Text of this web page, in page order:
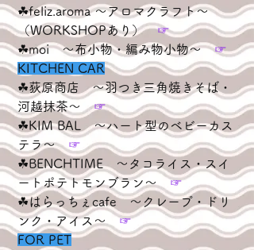
☘︎feliz.aroma ～アロマクラフト～
（WORKSHOPあり） ☞
☘︎moi　～布小物・編み物小物～ ☞
KITCHEN CAR
☘︎荻原商店　～羽つき三角焼きそば・
河越抹茶～ ☞
☘︎KIM BAL　～ハート型のベビーカス
テラ～ ☞
☘︎BENCHTIME　～タコライス・スイ
ートポテトモンブラン～ ☞
☘︎はらっちぇcafe　～クレープ・ドリ
ンク・アイス～ ☞
FOR PET